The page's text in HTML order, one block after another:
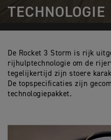
TECHNOLOGIE
De Rocket 3 Storm is rijk
rijhulptechnologie om de
tegelijkertijd zijn stoere
De topspecificaties zijn
technologiepakket.